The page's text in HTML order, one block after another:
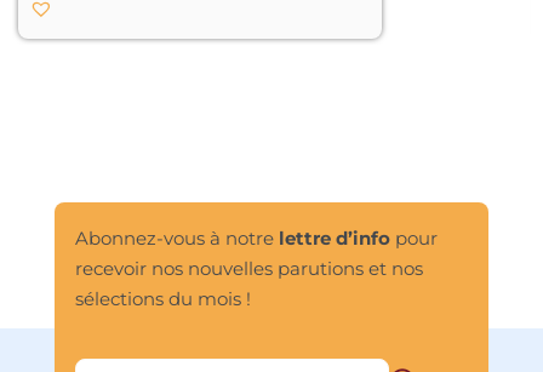
Abonnez-vous à notre lettre d’infopour
recevoir nos nouvelles parutions et nos
sélections du mois !